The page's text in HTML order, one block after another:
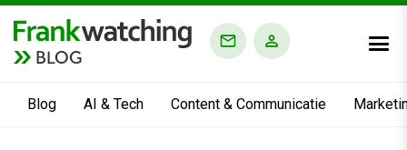
BLOG
Blog AI & Tech Content & Communicatie